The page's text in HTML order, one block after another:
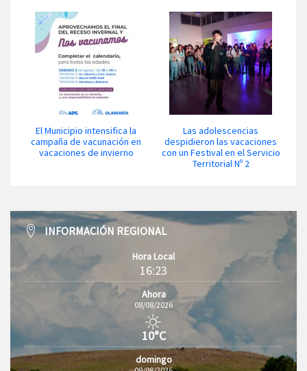
El Municipio intensifica la
campaña de vacunación en
vacaciones de invierno
Las adolescencias
despidieron las vacaciones
con un Festival en el Servicio
Territorial Nº 2
INFORMACIÓN REGIONAL
Hora Local
16:23
Ahora
08/08/2026
10°C
domingo